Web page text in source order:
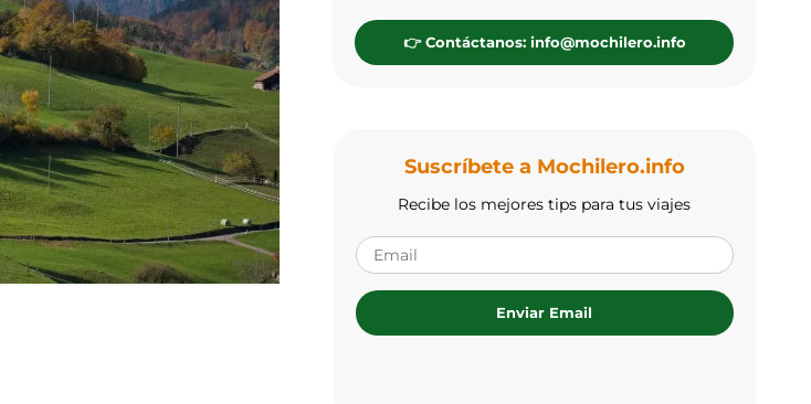
👉 Contáctanos: info@mochilero.info
Suscríbete a Mochilero.info
Recibe los mejores tips para tus viajes
Enviar Email